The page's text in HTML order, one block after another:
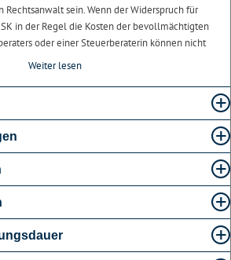
sein. Wenn der Widerspruch für
in der Regel die Kosten der bevollmächtigten
oder einer Steuerberaterin können nicht
neu, wenn sich Ihre
Abrechnung nachträglich als unrichtig
Weiter lesen